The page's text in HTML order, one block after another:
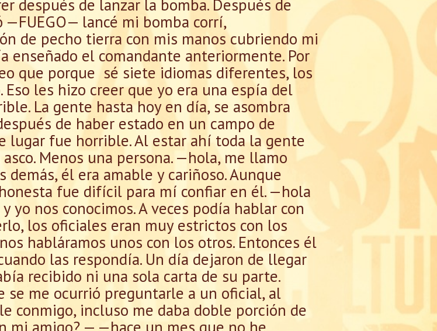
después de lanzar la bomba. Después de
lancé mi bomba corrí,
de pecho tierra con mis manos cubriendo mi
enseñado el comandante anteriormente. Por
que porque sé siete idiomas diferentes, los
les hizo creer que yo era una espía del
La gente hasta hoy en día, se asombra
de haber estado en un campo de
lugar fue horrible. Al estar ahí toda la gente
Menos una persona. —hola, me llamo
él era amable y cariñoso. Aunque
fue difícil para mí confiar en él. —hola
nos conocimos. A veces podía hablar con
los oficiales eran muy estrictos con los
habláramos unos con los otros. Entonces él
las respondía. Un día dejaron de llegar
recibido ni una sola carta de su parte.
se me ocurrió preguntarle a un oficial, al
conmigo, incluso me daba doble porción de